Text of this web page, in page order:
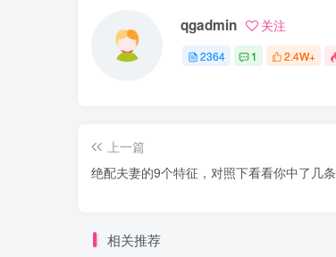
qgadmin 关注
2364 1 2.4W+
上一篇
绝配夫妻的9个特征，对照下看看你中了几条
相关推荐